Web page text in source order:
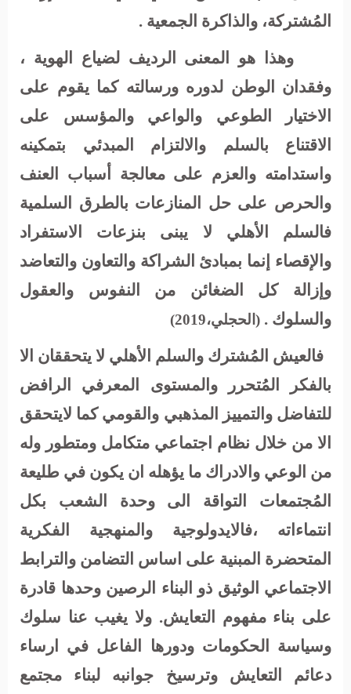
المُشتركة، والذاكرة الجمعية .
وهذا هو المعنى الرديف لضياع الهوية ،
وفقدان الوطن لدوره ورسالته كما يقوم على
الاختيار الطوعي والواعي والمؤسس على
الاقتناع بالسلم والالتزام المبدئي بتمكينه
واستدامته والعزم على معالجة أسباب العنف
والحرص على حل المنازعات بالطرق السلمية
فالسلم الأهلي لا يبنى بنزعات الاستفراد
والإقصاء إنما بمبادئ الشراكة والتعاون والتعاضد
وإزالة كل الضغائن من النفوس والعقول
والسلوك . (الحجلي،2019)
فالعيش المُشترك والسلم الأهلي لا يتحققان الا
بالفكر المُتحرر والمستوى المعرفي الرافض
للتفاضل والتمييز المذهبي والقومي كما لايتحقق
الا من خلال نظام اجتماعي متكامل ومتطور وله
من الوعي والادراك ما يؤهله ان يكون في طليعة
المُجتمعات التواقة الى وحدة الشعب بكل
انتماءاته ،فالايدولوجية والمنهجية الفكرية
المتحضرة المبنية على اساس التضامن والترابط
الاجتماعي الوثيق ذو البناء الرصين وحدها قادرة
على بناء مفهوم التعايش. ولا يغيب عنا سلوك
وسياسة الحكومات ودورها الفاعل في ارساء
دعائم التعايش وترسيخ جوانبه لبناء مجتمع